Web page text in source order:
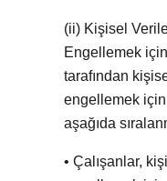
(ii) Kişisel
Engellemek
tarafından
engellemek için
aşağıda
• Çalışanlar,